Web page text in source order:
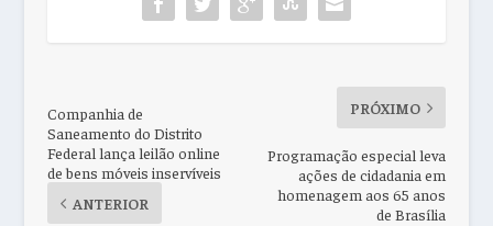
Companhia de
Saneamento do Distrito
Federal lança leilão online
de bens móveis inservíveis
ANTERIOR
PRÓXIMO
Programação especial leva
ações de cidadania em
homenagem aos 65 anos
de Brasília